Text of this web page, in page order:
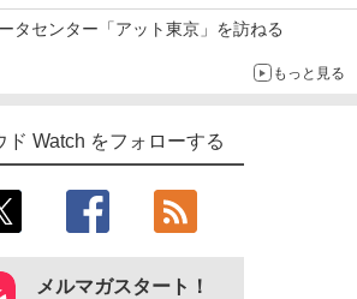
タセンター「アット東京」を訪ねる
もっと見る
ド Watch をフォローする
メルマガスタート！